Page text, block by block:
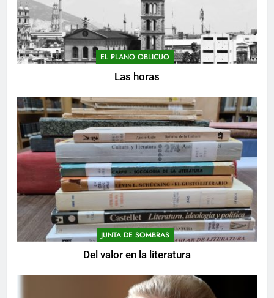
EL PLANO OBLICUO
Las horas
JUNTA DE SOMBRAS
Del valor en la literatura